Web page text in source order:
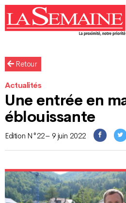
Retour
Actualités
Une entrée en
éblouissante
Edition N°22– 9 juin 2022